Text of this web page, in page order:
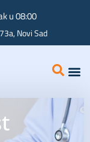
Novi Sad
u 08:00